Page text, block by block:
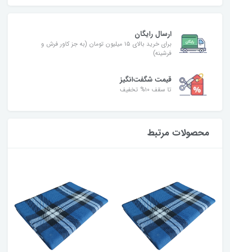
ارسال رایگان
برای خرید بالای ۱۵ میلیون تومان (به جز کاور فرش و
فرشینه)
قیمت شگفت‌انگیز
تا سقف ۱۰% تخفیف
محصولات مرتبط